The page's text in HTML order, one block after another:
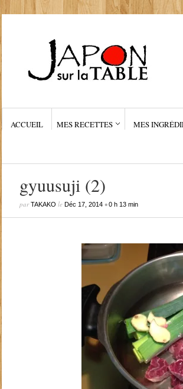
ACCUEIL MES RECETTES MES
gyuusuji (2)
parTAKAKO le Déc 17, 2014•0 h 13 min